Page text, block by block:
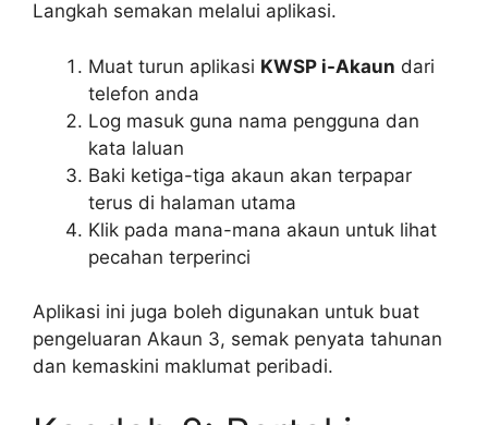
Langkah semakan melalui aplikasi.
Muat turun aplikasi KWSP i-Akaun dari
telefon anda
Log masuk guna nama pengguna dan
kata laluan
Baki ketiga-tiga akaun akan terpapar
terus di halaman utama
Klik pada mana-mana akaun untuk lihat
pecahan terperinci
Aplikasi ini juga boleh digunakan untuk buat
pengeluaran Akaun 3, semak penyata tahunan
dan kemaskini maklumat peribadi.